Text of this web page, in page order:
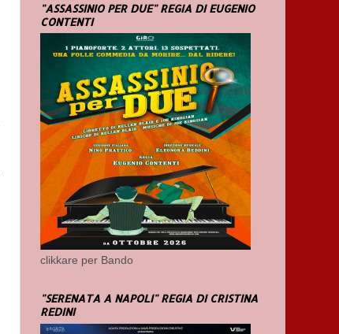
"ASSASSINIO PER DUE" REGIA DI EUGENIO
CONTENTI
clikkare per Bando
"SERENATA A NAPOLI" REGIA DI CRISTINA
REDINI